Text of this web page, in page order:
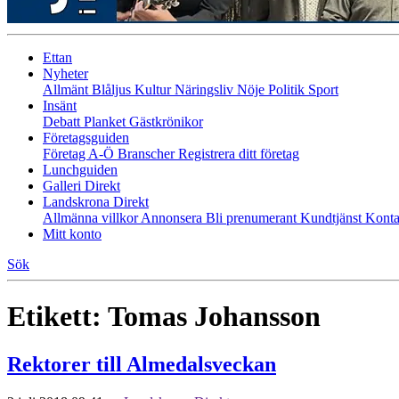
Ettan
Nyheter
Allmänt Blåljus KulturNäringsliv Nöje Politik Sport
Insänt
Debatt Planket Gästkrönikor
Företagsguiden
Företag A-Ö BranscherRegistrera ditt företag
Lunchguiden
Galleri Direkt
Landskrona Direkt
Allmänna villkorAnnonsera Bli prenumerant Kundtjänst
Mitt konto
Sök
Etikett: Tomas Johansson
Rektorer till Almedalsveckan